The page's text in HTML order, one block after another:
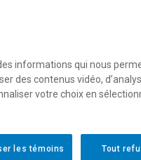
2026 Horaire -
informations qui nous
des contenus vidéo,
votre choix en
Tout
les témoins